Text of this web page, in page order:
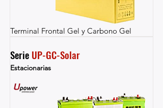
Terminal Frontal Gel y Carbono Gel
Serie UP-GC-Solar
Estacionarias